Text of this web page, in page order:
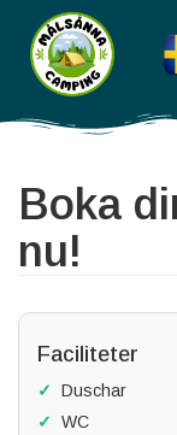
Boka
nu!
Faciliteter
✓
Duschar
✓
WC